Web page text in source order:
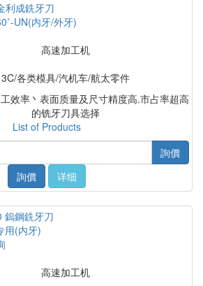
UN(内牙/外牙)
高速加工机
3C/各类模具/汽机车/航太零件
效率丶表面质量及尺寸精度高.市占率超高
的铣牙刀具选择
List of Products
詢價
詢價
详细
用(内牙)
高速加工机